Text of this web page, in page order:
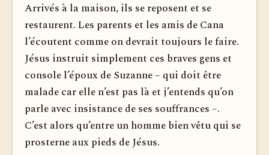
Arrivés à la maison, ils se reposent et se
restaurent. Les parents et les amis de Cana
l’écoutent comme on devrait toujours le faire.
Jésus instruit simplement ces braves gens et
console l’époux de Suzanne – qui doit être
malade car elle n’est pas là et j’entends qu’on
parle avec insistance de ses souffrances –.
C’est alors qu’entre un homme bien vêtu qui se
prosterne aux pieds de Jésus.